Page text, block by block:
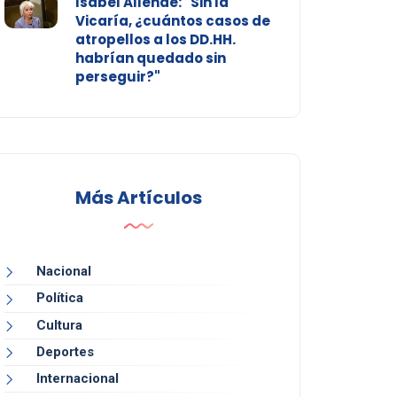
Vicaría, ¿cuántos casos de
atropellos a los DD.HH.
habrían quedado sin
perseguir?"
Más Artículos
Nacional
Política
Cultura
Deportes
Internacional